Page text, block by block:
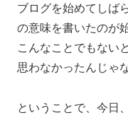
ブログを始めてしば
の意味を書いたのが
こんなことでもない
思わなかったんじゃ
ということで、今日